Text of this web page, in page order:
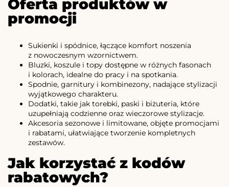
Oferta produktów w
promocji
Sukienki i spódnice, łączące komfort noszenia
z nowoczesnym wzornictwem.
Bluzki, koszule i topy dostępne w różnych fasonach
i kolorach, idealne do pracy i na spotkania.
Spodnie, garnitury i kombinezony, nadające stylizacji
wyjątkowego charakteru.
Dodatki, takie jak torebki, paski i biżuteria, które
uzupełniają codzienne oraz wieczorowe stylizacje.
Akcesoria sezonowe i limitowane, objęte promocjami
i rabatami, ułatwiające tworzenie kompletnych
zestawów.
Jak korzystać z kodów
rabatowych?